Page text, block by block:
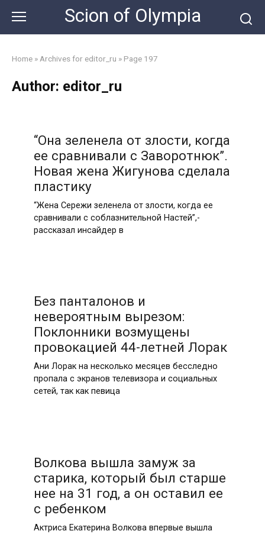
content
Scion of Olympia
Home » Archives for editor_ru » Page 197
Author: editor_ru
“Она зеленела от злости, когда
ее сравнивали с Заворотнюк”.
Новая жена Жигунова сделала
пластику
“Жена Сережи зеленела от злости, когда ее
сравнивали с соблазнительной Настей”,-
рассказал инсайдер в
Без панталонов и
невероятным вырезом:
Поклонники возмущены
провокацией 44-летней Лорак
Ани Лорак на несколько месяцев бесследно
пропала с экранов телевизора и социальных
сетей, так как певица
Волкова вышла замуж за
старика, который был старше
нее на 31 год, а он оставил ее
с ребенком
Актриса Екатерина Волкова впервые вышла